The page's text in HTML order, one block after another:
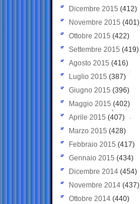
Dicembre 2015 (412)
Novembre 2015 (401)
Ottobre 2015 (422)
Settembre 2015 (419)
Agosto 2015 (416)
Luglio 2015 (387)
Giugno 2015 (396)
Maggio 2015 (402)
Aprile 2015 (407)
Marzo 2015 (428)
Febbraio 2015 (417)
Gennaio 2015 (434)
Dicembre 2014 (454)
Novembre 2014 (437)
Ottobre 2014 (440)